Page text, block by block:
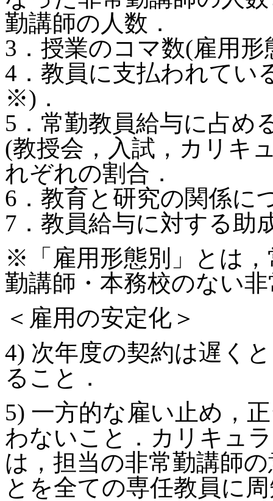
勤講師の人数．
3．授業のコマ数(雇用
4．教員に支払われてい
※)．
5．常勤教員給与に占め
(教授会，入試，カリキ
れぞれの割合．
6．教育と研究の関係に
7．教員給与に対する
※「雇用形態別」とは
勤講師・本務校のない
＜雇用の安定化＞
4) 次年度の契約は遅く
ること．
5) 一方的な雇い止め，
わないこと．カリキュ
は，担当の非常勤講師
とを全ての専任教員に